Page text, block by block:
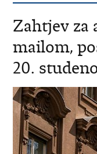
Zahtjev za
mailom,
20.